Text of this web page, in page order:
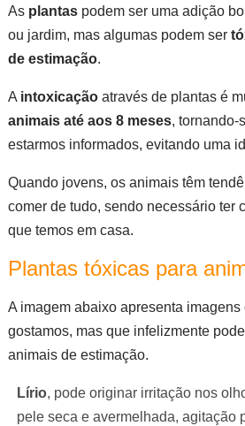
As plantaspodem ser uma adição
ou jardim, mas algumas podem ser
de estimação.
A intoxicação através de plantas é
animais até aos 8 meses, tornando-
estarmos informados, evitando uma
Quando jovens, os animais têm
comer de tudo, sendo necessário ter
que temos em casa.
Plantas tóxicas para
A imagem abaixo apresenta
gostamos, mas que infelizmente
animais de estimação.
Lírio, pode originar irritação nos
pele seca e avermelhada, agitação